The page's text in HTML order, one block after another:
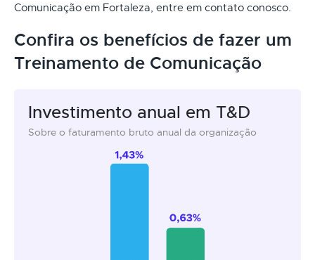
Comunicação em Fortaleza, entre em contato conosco.
Confira os benefícios de fazer um
Treinamento de Comunicação
Investimento anual em T&D
Sobre o faturamento bruto anual da organização